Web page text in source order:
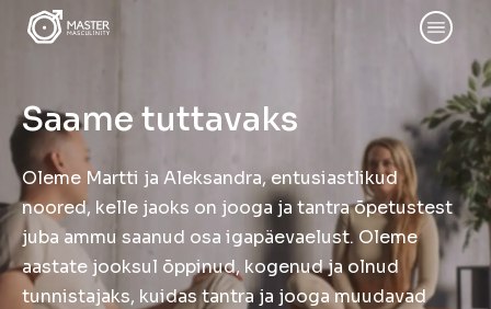
Saame tuttavaks
Oleme Martti ja Aleksandra, entusiastlikud
noored, kelle jaoks on jooga ja tantra õpetustest
juba ammu saanud osa igapäevaelust. Oleme
aastate jooksul õppinud, kogenud ja olnud
tunnistajaks, kuidas tantra ja jooga muudavad